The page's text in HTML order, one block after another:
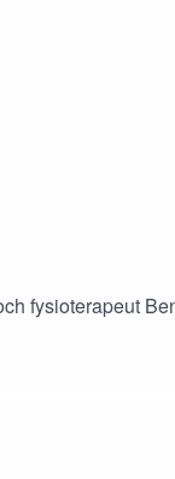
fysioterapeut